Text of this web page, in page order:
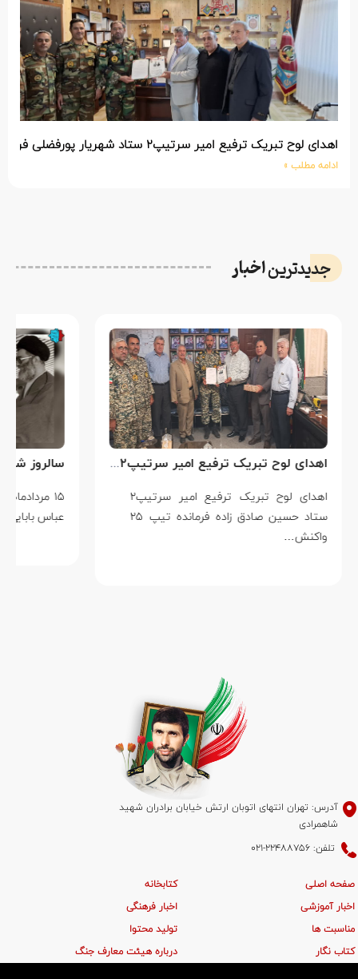
اهدای لوح تبریک ترفیع امیر سرتیپ۲ ستاد شهریار پورفضلی فرمانده تیپ ۳۶۴ شهید نصیرزاده نزاجا مستقر در مهاباد
ادامه مطلب »
جدیدتریناخبار
اهدای لوح تبریک ترفیع امیر سرتیپ۲ ستاد حسین صادق زاده فرمانده تیپ ۲۵ واکنش سریع شهید آبگون نزاجا مستقر در تبریز
اهدای لوح تبریک ترفیع امیر سرتیپ۲
ستاد حسین صادق زاده فرمانده تیپ ۲۵
واکنش…
۱۵
عباس بابایی
آدرس: تهران انتهای اتوبان ارتش خیابان برادران شهید
شاهمرادی
تلفن: 22488756-021
صفحه اصلی
کتابخانه
اخبار آموزشی
اخبار فرهنگی
مناسبت ها
تولید محتوا
کتاب نگار
درباره هیئت معارف جنگ